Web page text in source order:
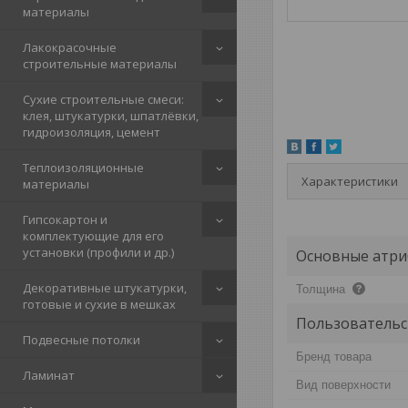
материалы
Лакокрасочные
строительные материалы
Сухие строительные смеси:
клея, штукатурки, шпатлёвки,
гидроизоляция, цемент
Теплоизоляционные
материалы
Гипсокартон и
комплектующие для его
установки (профили и др.)
Декоративные штукатурки,
готовые и сухие в мешках
Подвесные потолки
Ламинат
Характеристики
Основные
Толщина
Бренд товара
Вид поверхности